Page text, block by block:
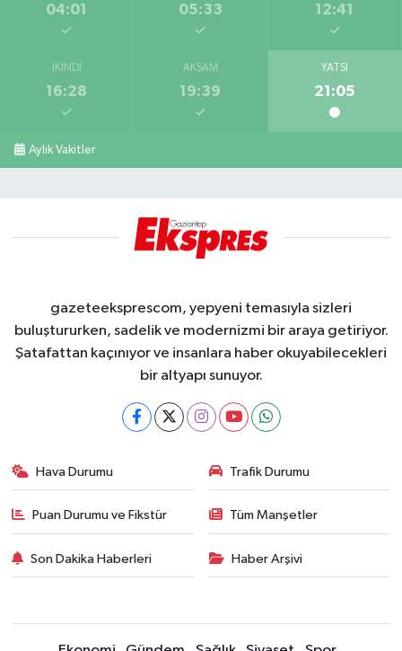
04:01 05:33 12:41
İKINDI
16:28
AKŞAM
19:39
YATSI
21:05
Aylık Vakitler
gazeteeksprescom, yepyeni temasıyla sizleri
buluştururken, sadelik ve modernizmi bir araya getiriyor.
Şatafattan kaçınıyor ve insanlara haber okuyabilecekleri
bir altyapı sunuyor.
Hava Durumu Trafik Durumu
Puan Durumu ve Fikstür Tüm Manşetler
Son Dakika Haberleri Haber Arşivi